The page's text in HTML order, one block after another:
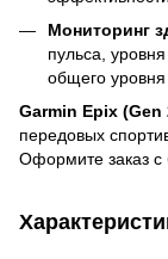
Мониторинг
пульса,
общего уровня
Garmin Epix (Gen
передовых
Оформите заказ с